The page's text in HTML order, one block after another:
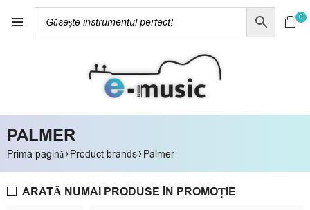
0
PALMER
Prima pagină› Product brands› Palmer
ARATĂ NUMAI PRODUSE ÎN PROMOȚIE